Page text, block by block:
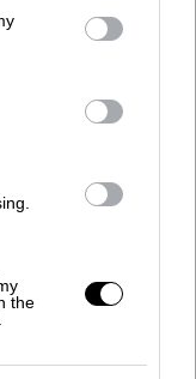
You may click to
party tags to
in below Google
the
- «Η
drones